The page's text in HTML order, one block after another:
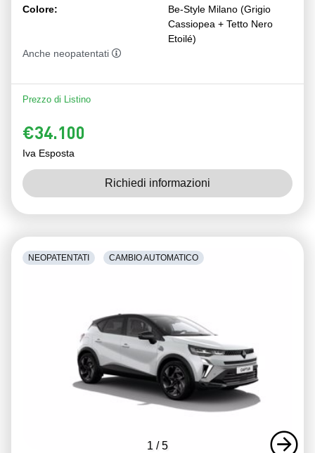
Colore:
Be-Style Milano (Grigio
Cassiopea + Tetto Nero
Etoilé)
Anche neopatentati
Prezzo di Listino
€34.100
Iva Esposta
Richiedi informazioni
1 /5
NEOPATENTATI CAMBIO AUTOMATICO